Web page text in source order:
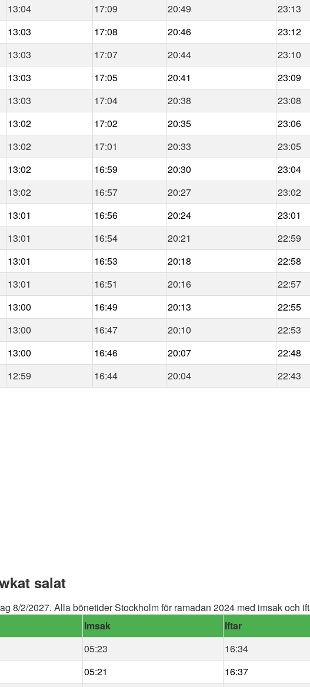
13:04 17:09 20:49
23:13
13:03 17:08 20:46
23:12
13:03 17:07 20:44
23:10
13:03 17:05 20:41
23:09
13:03 17:04 20:38
23:08
13:02 17:02 20:35
23:06
13:02 17:01 20:33
23:05
13:02 16:59 20:30
23:04
13:02 16:57 20:27
23:02
13:01 16:56 20:24
23:01
13:01 16:54 20:21
22:59
13:01 16:53 20:18
22:58
13:01 16:51 20:16
22:57
13:00 16:49 20:13
22:55
13:00 16:47 20:10
22:53
13:00 16:46 20:07
22:48
12:59 16:44 20:04 22:43
salat
8/2/2027. Alla bönetider Stockholm för ramadan 2024 med imsak och
Imsak
Iftar
05:23
16:34
05:21
16:37